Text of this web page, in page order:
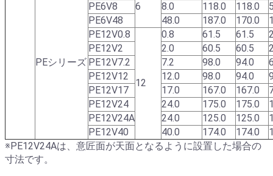
PEシリーズ
6
PE6V8
8.0 118.0 118.0
PE6V48
48.0 187.0 170.0
PE12V0.8
12
0.8 61.5 61.5
PE12V2
2.0 60.5 60.5
PE12V7.2
7.2 98.0 94.0
PE12V12
12.0 98.0 94.0
PE12V17
17.0 167.0 167.0
PE12V24
24.0 175.0 175.0
PE12V24A
24.0 125.0 125.0
PE12V40
40.0 174.0 174.0
※PE12V24Aは、意匠面が天面となるように設置した場合の
寸法です。